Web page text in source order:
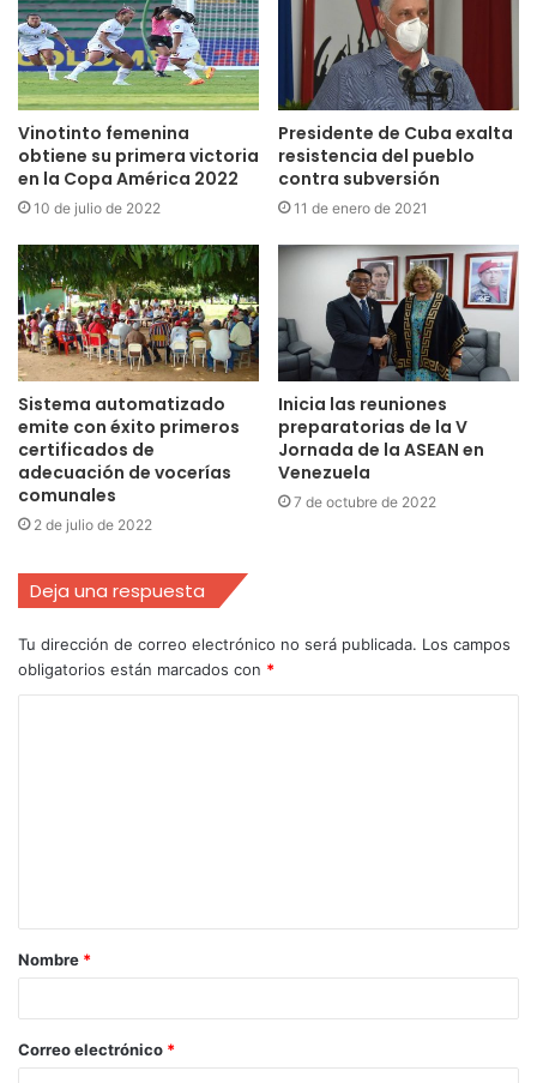
Vinotinto femenina
obtiene su primera victoria
en la Copa América 2022
10 de julio de 2022
Presidente de Cuba exalta
resistencia del pueblo
contra subversión
11 de enero de 2021
Sistema automatizado
emite con éxito primeros
certificados de
adecuación de vocerías
comunales
2 de julio de 2022
Inicia las reuniones
preparatorias de la V
Jornada de la ASEAN en
Venezuela
7 de octubre de 2022
Deja una respuesta
Tu dirección de correo electrónico no será publicada. Los campos
obligatorios están marcados con *
Nombre *
Correo electrónico *